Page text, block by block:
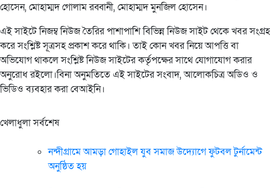
হোসেন, মোহাম্মদ গোলাম রব্বানী, মোহাম্মদ মুনজিল হোসেন।
এই সাইটে নিজম্ব নিউজ তৈরির পাশাপাশি বিভিন্ন নিউজ সাইট থেকে খবর সংগ্রহ
করে সংশ্লিষ্ট সূত্রসহ প্রকাশ করে থাকি। তাই কোন খবর নিয়ে আপত্তি বা
অভিযোগ থাকলে সংশ্লিষ্ট নিউজ সাইটের কর্তৃপক্ষের সাথে যোগাযোগ করার
অনুরোধ রইলো।বিনা অনুমতিতে এই সাইটের সংবাদ, আলোকচিত্র অডিও ও
ভিডিও ব্যবহার করা বেআইনি।
খেলাধুলা সর্বশেষ
নন্দীগ্রামে আমড়া গোহাইল যুব সমাজ উদ্যোগে ফুটবল টুর্নামেন্ট
অনুষ্ঠিত হয়